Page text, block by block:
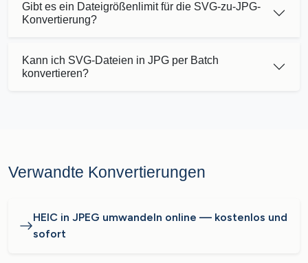
Gibt es ein Dateigrößenlimit für die SVG-zu-JPG-
Konvertierung?
Kann ich SVG-Dateien in JPG per Batch
konvertieren?
Verwandte Konvertierungen
HEIC in JPEG umwandeln online — kostenlos und
sofort